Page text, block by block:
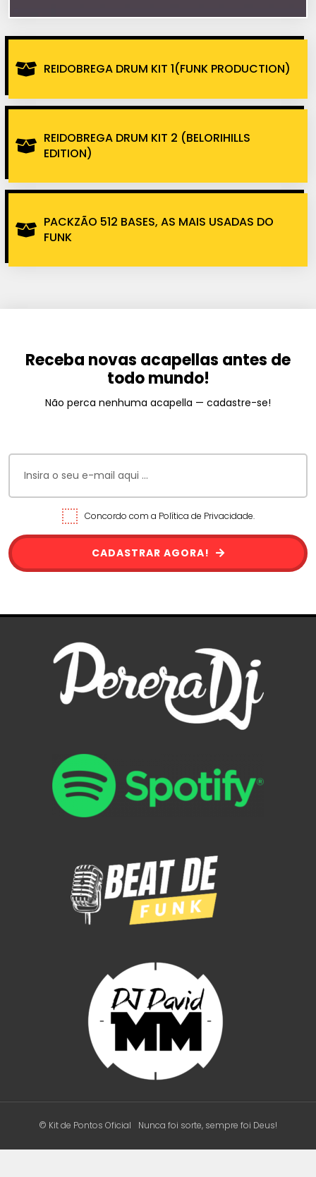
REIDOBREGA DRUM KIT 1(FUNK PRODUCTION)
REIDOBREGA DRUM KIT 2 (BELORIHILLS
EDITION)
PACKZÃO 512 BASES, AS MAIS USADAS DO
FUNK
Receba novas acapellas antes de
todo mundo!
Não perca nenhuma acapella — cadastre-se!
Concordo com a Política de Privacidade.
CADASTRAR AGORA!
© Kit de Pontos Oficial Nunca foi sorte, sempre foi Deus!